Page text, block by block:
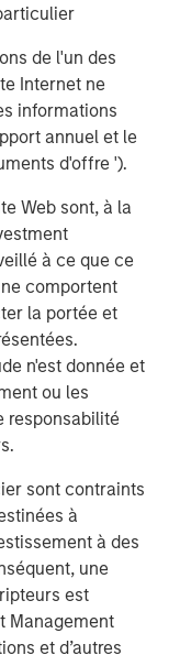
de l'un des
Internet ne
informations
annuel et le
d'offre ').
Web sont, à la
à ce que ce
comportent
la portée et
n'est donnée et
ou les
responsabilité
sont contraints
à
à des
une
est
Management
et d’autres
The Present
Valuation
History Can